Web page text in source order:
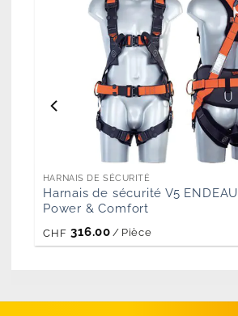
HARNAIS DE SÉCURITÉ
Harnais de sécurité V5
Power & Comfort
CHF 316.00 / Pièce